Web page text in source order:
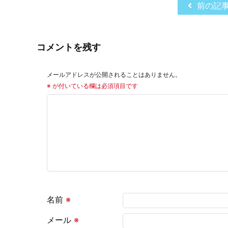
前の記
コメントを残す
メールアドレスが公開されることはありません。
※ が付いている欄は必須項目です
名前 ※
メール ※